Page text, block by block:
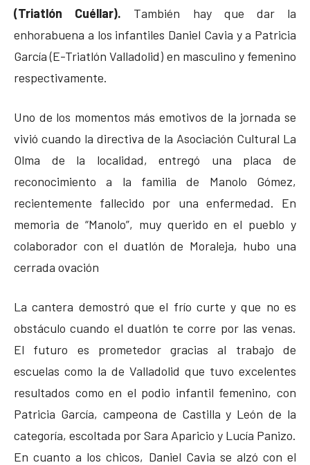
(Triatlón Cuéllar). También hay que dar la
enhorabuena a los infantiles Daniel Cavia y a Patricia
García (E-Triatlón Valladolid) en masculino y femenino
respectivamente.
Uno de los momentos más emotivos de la jornada se
vivió cuando la directiva de la Asociación Cultural La
Olma de la localidad, entregó una placa de
reconocimiento a la familia de Manolo Gómez,
recientemente fallecido por una enfermedad. En
memoria de “Manolo”, muy querido en el pueblo y
colaborador con el duatlón de Moraleja, hubo una
cerrada ovación
La cantera demostró que el frío curte y que no es
obstáculo cuando el duatlón te corre por las venas.
El futuro es prometedor gracias al trabajo de
escuelas como la de Valladolid que tuvo excelentes
resultados como en el podio infantil femenino, con
Patricia García, campeona de Castilla y León de la
categoría, escoltada por Sara Aparicio y Lucía Panizo.
En cuanto a los chicos, Daniel Cavia se alzó con el